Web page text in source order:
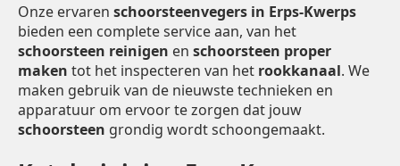
Onze ervaren schoorsteenvegers in Erps-Kwerps
bieden een complete service aan, van het
schoorsteen reinigen en schoorsteen proper
maken tot het inspecteren van het rookkanaal. We
maken gebruik van de nieuwste technieken en
apparatuur om ervoor te zorgen dat jouw
schoorsteen grondig wordt schoongemaakt.